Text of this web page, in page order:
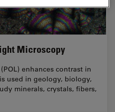
Microscopy
enhances contrast in
used in geology, biology,
minerals, crystals, fibers,